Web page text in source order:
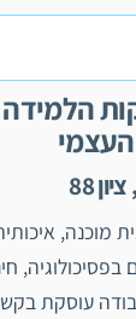
הלמידה
מוכנה,
עוסקת